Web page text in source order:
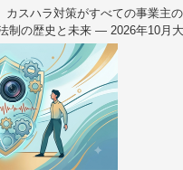
カスハラ対策がすべての事業主
制の歴史と未来 — 2026年10月